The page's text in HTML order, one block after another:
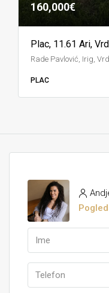
160,000€
Plac, 11.61 Ari,
Rade Pavlović, Irig,
PLAC